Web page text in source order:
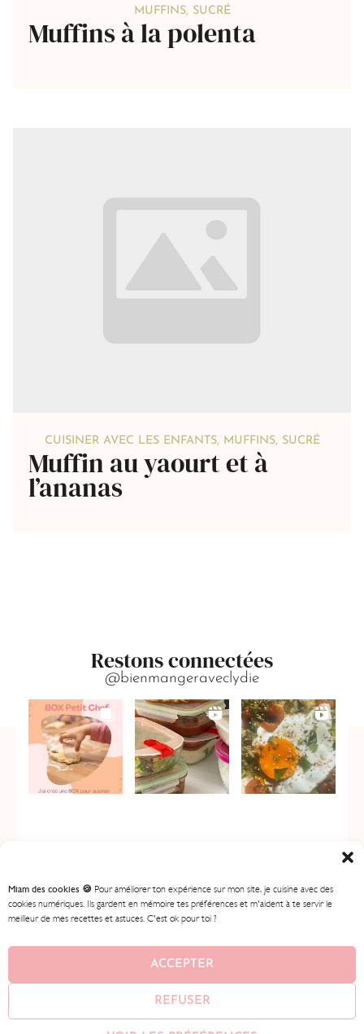
Miam des cookies 🍪 Pour améliorer ton expérience sur mon site, je cuisine avec des
cookies numériques. Ils gardent en mémoire tes préférences et m'aident à te servir le
meilleur de mes recettes et astuces. C'est ok pour toi ?
ACCEPTER
REFUSER
MUFFINS, SUCRÉ
Muffins à la polenta
CUISINER AVEC LES ENFANTS, MUFFINS, SUCRÉ
Muffin au yaourt et à
l’ananas
Restons connectées
@bienmangeraveclydie
CONTENU GRATUIT